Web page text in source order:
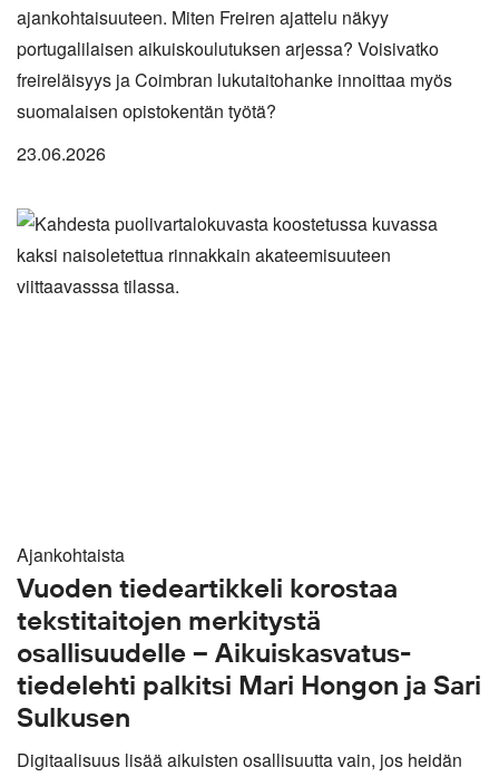
ajankohtaisuuteen. Miten Freiren ajattelu näkyy
portugalilaisen aikuiskoulutuksen arjessa? Voisivatko
freireläisyys ja Coimbran lukutaitohanke innoittaa myös
suomalaisen opistokentän työtä?
23.06.2026
Ajankohtaista
Vuoden tiedeartikkeli korostaa
tekstitaitojen merkitystä
osallisuudelle – Aikuiskasvatus-
tiedelehti palkitsi Mari Hongon ja Sari
Sulkusen
Digitaalisuus lisää aikuisten osallisuutta vain, jos heidän